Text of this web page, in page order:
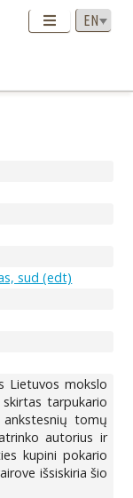
sud (edt)
Lietuvos mokslo
tarpukario
tomų
autorius ir
kupini pokario
išsiskiria šio